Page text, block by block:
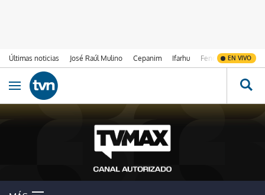
Últimas noticias José Raúl Mulino Cepanim Ifarhu Fenómeno de El
EN VIVO
Ir al contenido
Obrir navegació